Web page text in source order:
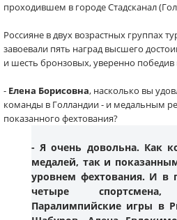
проходившем в городе Стадсканал
Россияне в двух возрастных группах
завоевали пять наград высшего
и шесть бронзовых, уверенно
- Елена Борисовна, насколько вы
команды в Голландии - и медальным
показанного фехтования?
- Я очень довольна. Как
медалей, так и
уровнем фехтования. И в
четыре
Паралимпийские игры в